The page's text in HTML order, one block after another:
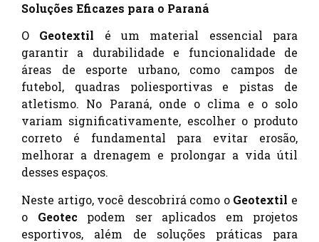
Soluções Eficazes para o Paraná
O Geotextil é um material essencial para
garantir a durabilidade e funcionalidade de
áreas de esporte urbano, como campos de
futebol, quadras poliesportivas e pistas de
atletismo. No Paraná, onde o clima e o solo
variam significativamente, escolher o produto
correto é fundamental para evitar erosão,
melhorar a drenagem e prolongar a vida útil
desses espaços.
Neste artigo, você descobrirá como o Geotextil e
o Geotec podem ser aplicados em projetos
esportivos, além de soluções práticas para